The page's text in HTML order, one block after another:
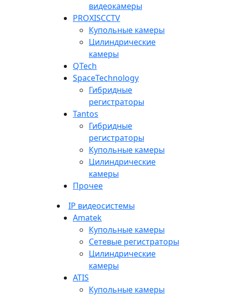
видеокамеры
PROXISCCTV
Купольные камеры
Цилиндрические
камеры
QTech
SpaceTechnology
Гибридные
регистраторы
Tantos
Гибридные
регистраторы
Купольные камеры
Цилиндрические
камеры
Прочее
IP видеосистемы
Amatek
Купольные камеры
Сетевые регистраторы
Цилиндрические
камеры
ATIS
Купольные камеры